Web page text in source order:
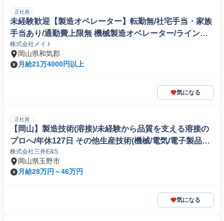
正社員
未経験歓迎【製造オペレーター】転勤無/社宅手当・家族
手当あり/通勤費上限無 機械製造オペレーター/ラインマ
ネージャー
株式会社メイト
岡山県和気郡
月給21万4000円以上
気になる
正社員
【岡山】製造技術(溶接)/未経験から品質を支える溶接の
プロへ/年休127日 その他生産技術(機械/電気/電子製品専
門職)
株式会社三井E&S
岡山県玉野市
月給28万円～46万円
気になる